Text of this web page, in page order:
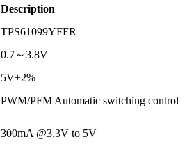
Description
TPS61099YFFR
0.7～3.8V
5V±2%
PWM/PFM Automatic switching control
300mA @3.3V to 5V